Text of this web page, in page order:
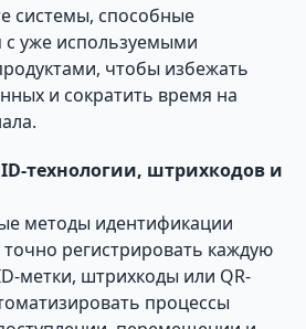
системы, способные
с уже используемыми
чтобы избежать
и сократить время на
технологии, штрихкодов и
методы идентификации
регистрировать каждую
метки, штрихкоды или QR-
процессы